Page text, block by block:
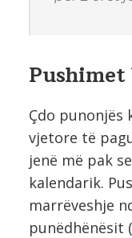
Çdo punonjës
vjetore të
jenë më pak
kalendarik.
marrëveshje
punëdhënësit